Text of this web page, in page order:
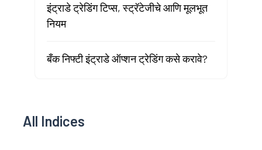
इंट्राडे ट्रेडिंग टिप्स, स्ट्रॅटेजीचे आणि मूलभूत
नियम
बँक निफ्टी इंट्राडे ऑप्शन ट्रेडिंग कसे करावे?
All Indices